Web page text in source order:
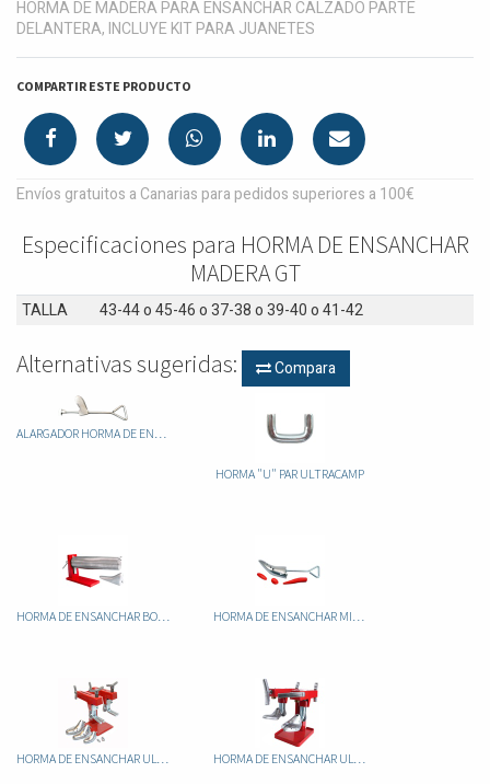
HORMA DE MADERA PARA ENSANCHAR CALZADO PARTE
DELANTERA, INCLUYE KIT PARA JUANETES
COMPARTIR ESTE PRODUCTO
Envíos gratuitos a Canarias para pedidos superiores a 100€
Especificaciones para HORMA DE ENSANCHAR
MADERA GT
TALLA 43-44o45-46o37-38o39-40o41-42
Alternativas sugeridas: Compara
ALARGADOR HORMA DE ENSANCHAR MINICAM
HORMA "U" PAR ULTRACAMP
HORMA DE ENSANCHAR BOTA ULTRACAMP 70 HORMA DE ENSANCHAR MINICAM
HORMA DE ENSANCHAR ULTRACAM COMPACT HORMA DE ENSANCHAR ULTRACAMP 80